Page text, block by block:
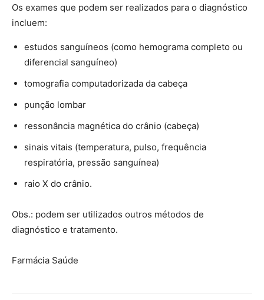
Os exames que podem ser realizados para o diagnóstico
incluem:
estudos sanguíneos (como hemograma completo ou
diferencial sanguíneo)
tomografia computadorizada da cabeça
punção lombar
ressonância magnética do crânio (cabeça)
sinais vitais (temperatura, pulso, frequência
respiratória, pressão sanguínea)
raio X do crânio.
Obs.: podem ser utilizados outros métodos de
diagnóstico e tratamento.
Farmácia Saúde